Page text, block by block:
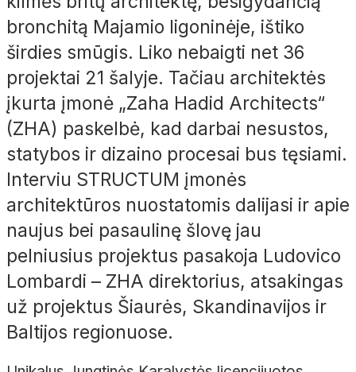
bronchitą Majamio ligoninėje, ištiko
širdies smūgis. Liko nebaigti net 36
projektai 21 šalyje. Tačiau architektės
įkurta įmonė „Zaha Hadid Architects“
(ZHA) paskelbė, kad darbai nesustos,
statybos ir dizaino procesai bus tęsiami.
Interviu STRUCTUM įmonės
architektūros nuostatomis dalijasi ir apie
naujus bei pasaulinę šlovę jau
pelniusius projektus pasakoja Ludovico
Lombardi – ZHA direktorius, atsakingas
už projektus Šiaurės, Skandinavijos ir
Baltijos regionuose.